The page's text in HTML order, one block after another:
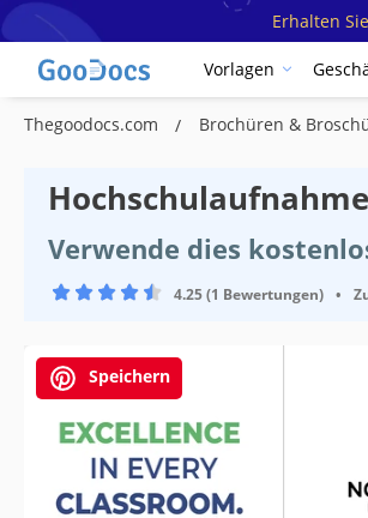
Erhalten
Vorlagen
Thegoodocs.com Brochüren &
Verwende dies
4.25 (1 Bewertungen) •
Speichern